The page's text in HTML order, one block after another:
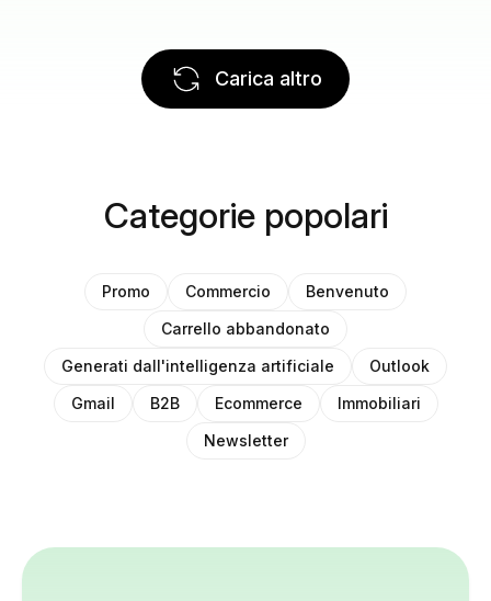
Carica altro
Categorie popolari
Promo Commercio
Benvenuto
Carrello abbandonato
Generati dall'intelligenza artificiale
Outlook
Gmail
B2B Ecommerce
Immobiliari
Newsletter